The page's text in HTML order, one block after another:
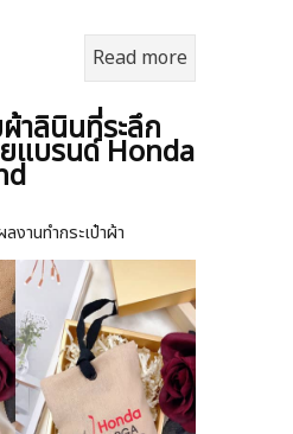
Read more
าลินินที่ระลึก
แบรนด์ Honda
งานทำกระเป๋าผ้า